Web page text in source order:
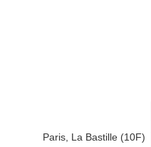
Paris, La Bastille (10F)